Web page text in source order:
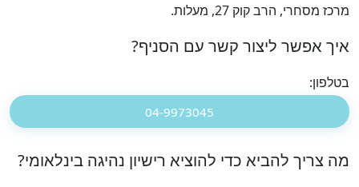
מרכז מסחרי, הרב קוק 27, מעלות.
איך אפשר ליצור קשר עם הסניף?
בטלפון:
04-9973045
מה צריך להביא כדי להוציא רישיון נהיגה בינלאומי?